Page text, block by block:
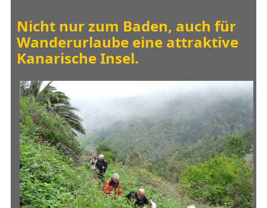
Nicht nur zum Baden, auch für
Wanderurlaube eine attraktive
Kanarische Insel.